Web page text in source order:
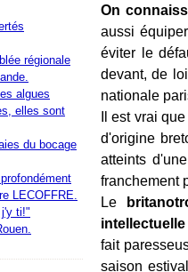
régionale
algues
elles sont
du bocage
LECOFFRE.
ti!"
On
aussi
éviter le
devant, de
nationale
Il est vrai
d'origine
atteints
franchement
Le
intellectuelle
fait
saison